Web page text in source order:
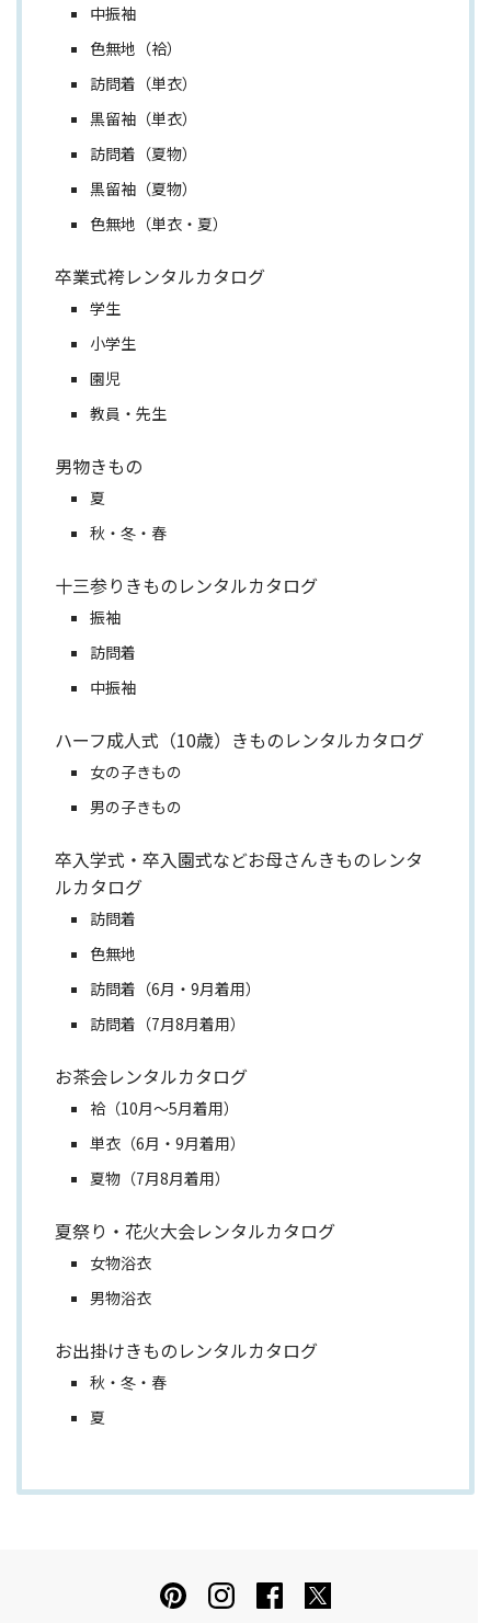
中振袖
色無地（袷）
訪問着（単衣）
黒留袖（単衣）
訪問着（夏物）
黒留袖（夏物）
色無地（単衣・夏）
卒業式袴レンタルカタログ
学生
小学生
園児
教員・先生
男物きもの
夏
秋・冬・春
十三参りきものレンタルカタログ
振袖
訪問着
中振袖
ハーフ成人式（10歳）きものレンタルカタログ
女の子きもの
男の子きもの
卒入学式・卒入園式などお母さんきものレンタ
ルカタログ
訪問着
色無地
訪問着（6月・9月着用）
訪問着（7月8月着用）
お茶会レンタルカタログ
袷（10月～5月着用）
単衣（6月・9月着用）
夏物（7月8月着用）
夏祭り・花火大会レンタルカタログ
女物浴衣
男物浴衣
お出掛けきものレンタルカタログ
秋・冬・春
夏